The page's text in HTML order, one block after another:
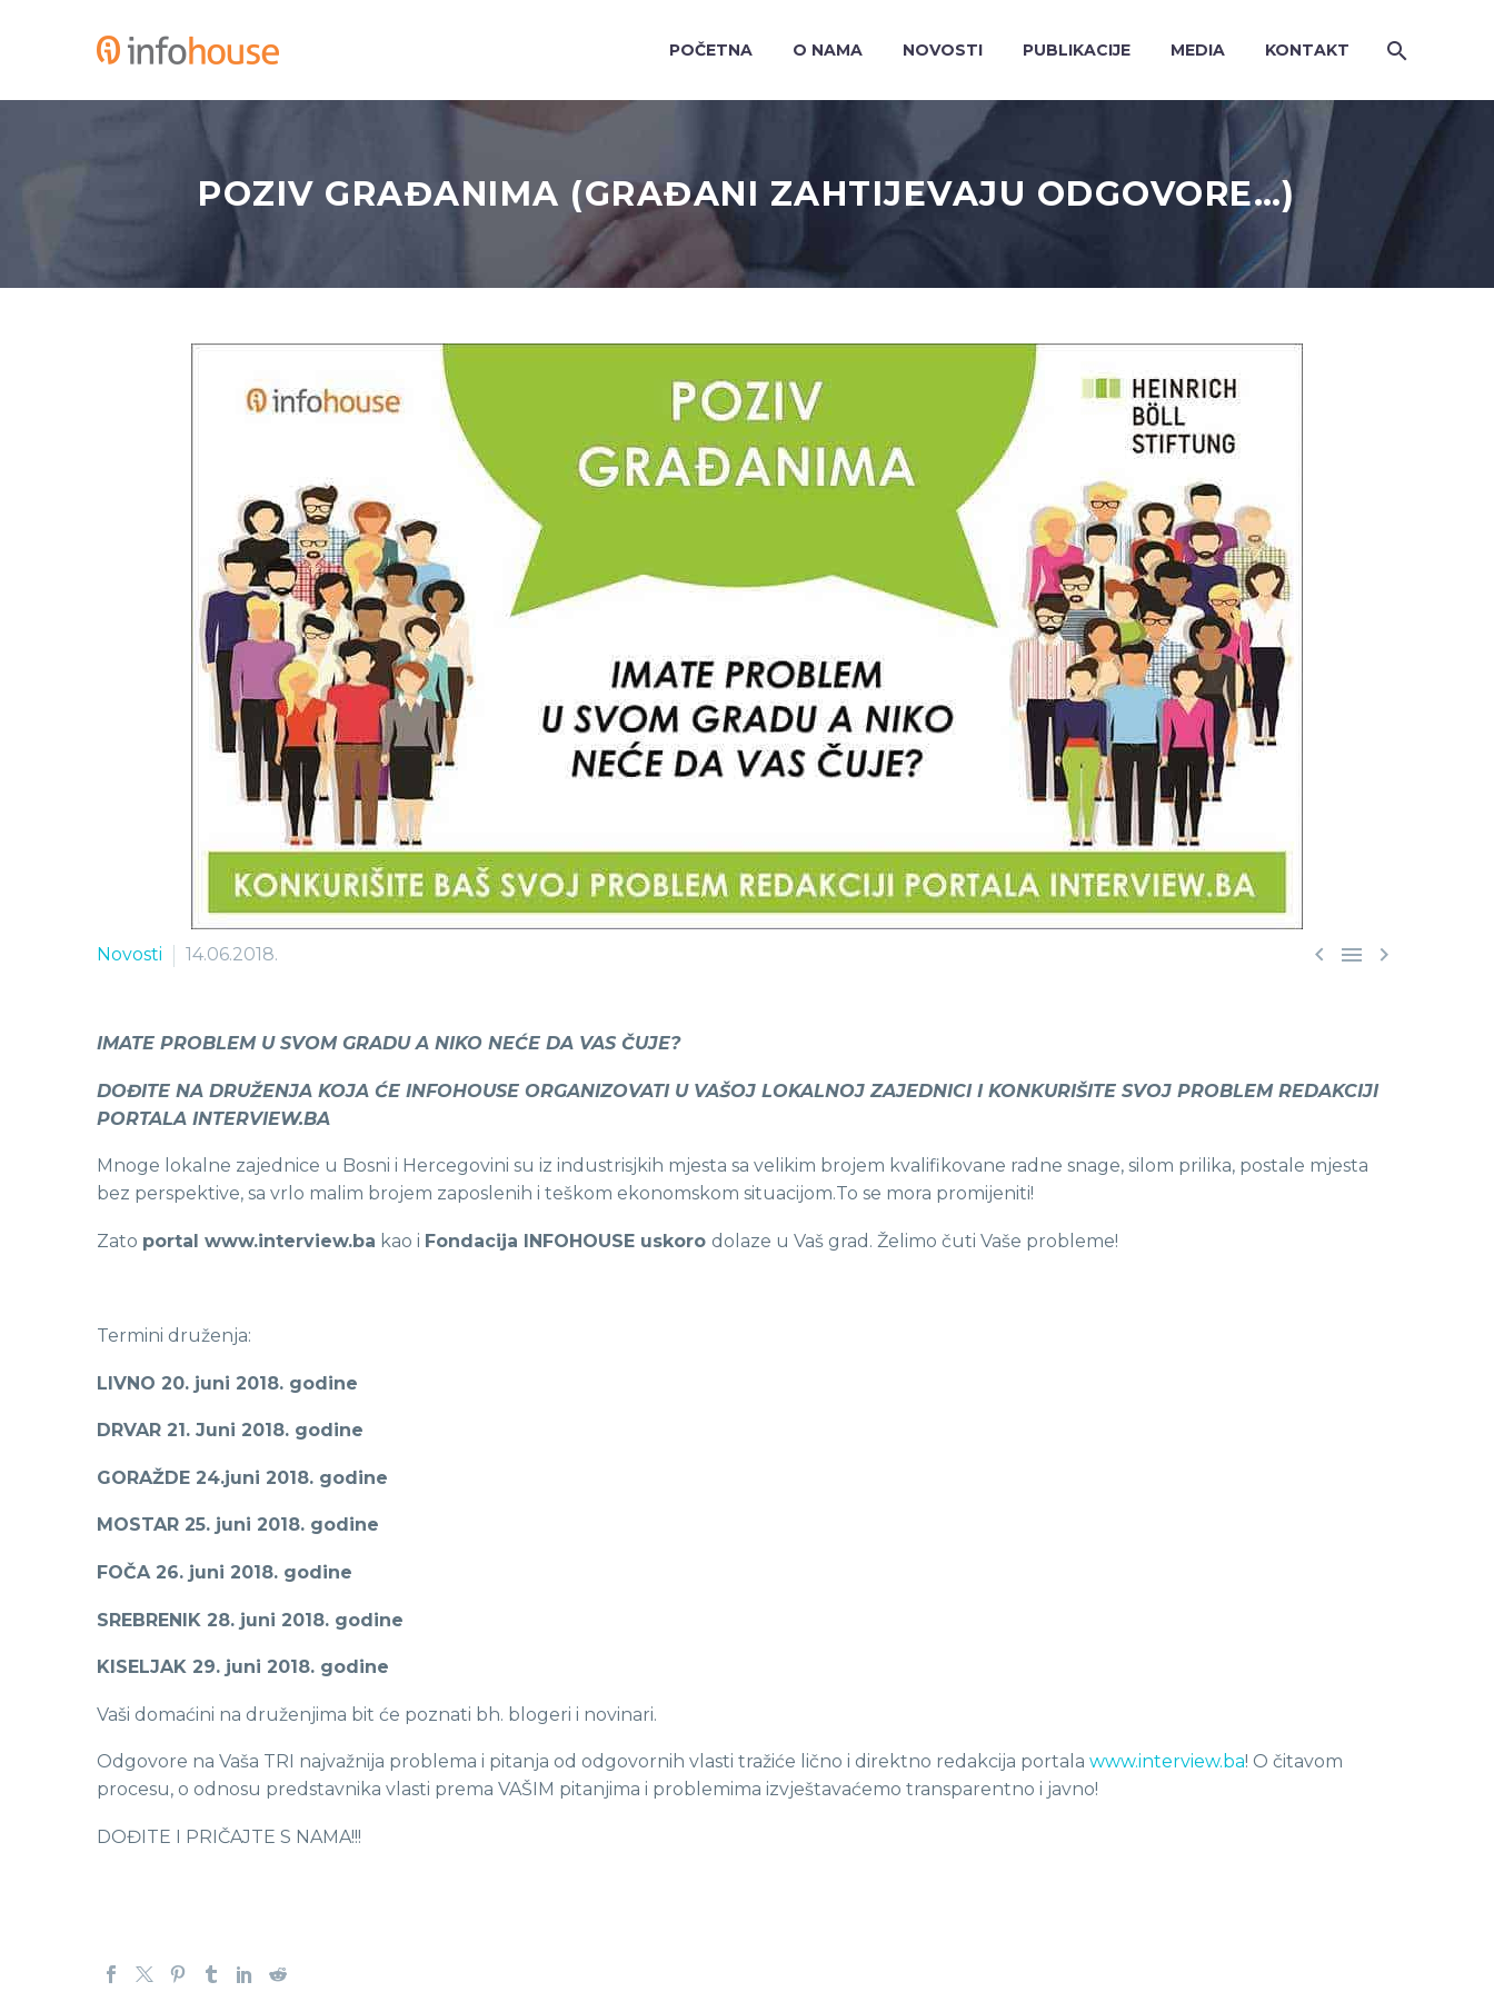
POČETNA O NAMA NOVOSTI PUBLIKACIJE MEDIA KONTAKT
POZIV GRAĐANIMA (GRAĐANI ZAHTIJEVAJU ODGOVORE…)
  
Novosti 14.06.2018.
IMATE PROBLEM U SVOM GRADU A NIKO NEĆE DA VAS ČUJE?
DOĐITE NA DRUŽENJA KOJA ĆE INFOHOUSE ORGANIZOVATI U VAŠOJ LOKALNOJ ZAJEDNICI I KONKURIŠITE SVOJ PROBLEM REDAKCIJI
PORTALA INTERVIEW.BA
Mnoge lokalne zajednice u Bosni i Hercegovini su iz industrisjkih mjesta sa velikim brojem kvalifikovane radne snage, silom prilika, postale mjesta
bez perspektive, sa vrlo malim brojem zaposlenih i teškom ekonomskom situacijom.To se mora promijeniti!
Zato portal www.interview.ba kao i Fondacija INFOHOUSE uskoro dolaze u Vaš grad. Želimo čuti Vaše probleme!
Termini druženja:
LIVNO 20. juni 2018. godine
DRVAR 21. Juni 2018. godine
GORAŽDE 24.juni 2018. godine
MOSTAR 25. juni 2018. godine
FOČA 26. juni 2018. godine
SREBRENIK 28. juni 2018. godine
KISELJAK 29. juni 2018. godine
Vaši domaćini na druženjima bit će poznati bh. blogeri i novinari.
Odgovore na Vaša TRI najvažnija problema i pitanja od odgovornih vlasti tražiće lično i direktno redakcija portala www.interview.ba! O čitavom
procesu, o odnosu predstavnika vlasti prema VAŠIM pitanjima i problemima izvještavaćemo transparentno i javno!
DOĐITE I PRIČAJTE S NAMA!!!